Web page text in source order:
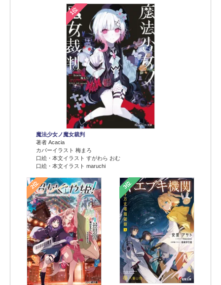
1位
魔法少女ノ魔女裁判
著者 Acacia
カバーイラスト 梅まろ
口絵・本文イラスト すがわら おむ
口絵・本文イラスト maruchi
2位 3位